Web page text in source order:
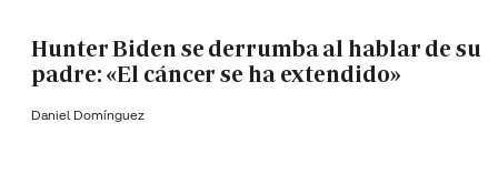
Hunter Biden se derrumba al hablar de su
padre: «El cáncer se ha extendido»
Daniel Domínguez